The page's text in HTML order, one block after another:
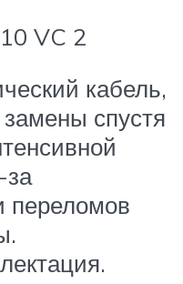
VC 2
кабель,
спустя
за
переломов